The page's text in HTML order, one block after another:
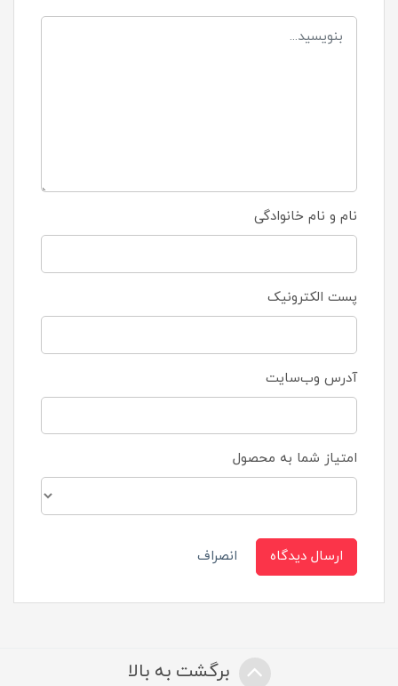
نام و نام خانوادگی
پست الکترونیک
آدرس وب‌سایت
امتیاز شما به محصول
ارسال دیدگاه انصراف
برگشت به بالا